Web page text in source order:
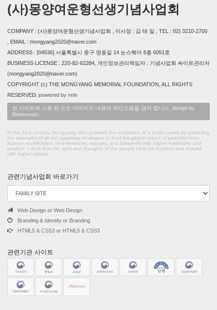
(사)몽양여운형선생기념사업회
COMPANY : (사)몽양여운형선생기념사업회 , 이사장 : 김 태 일 , TEL : 02) 3210-2700
, EMAIL : mongyang2020@naver.com
ADDRESS : [04536] 서울특별시 중구 명동길 14 눈스퀘어 6층 6051호
BUSINESS LICENSE : 220-82-62284, 개인정보관리책임자 : 기념사업회 싸이트관리자
(mongyang2020@naver.com)
COPYRIGHT (c) THE MONGYANG MEMORIAL FOUNDATION, ALL RIGHTS
RESERVED. powered by nnin
본 사이트에 사용 된 모든 이미지와 내용의 무단도용을 금지 합니다. design by
Bluetomato
In the 21st century, Mongyang, who pursued the realization of a better reality by gathering
the strengths of all the opposing ideologies to lead the global values of peaceful inter-
Korean reunification, new freedoms, equality, and prosperity with higher nationality and
position. I think that the spirit and thoughts of the people must be revisited and revived
with higher values.
관련기념사업회 바로가기
Web Design or Web Design
Branding & Identity or Branding
HTML5 & CSS3 or HTML5 & CSS3
관련기관 사이트